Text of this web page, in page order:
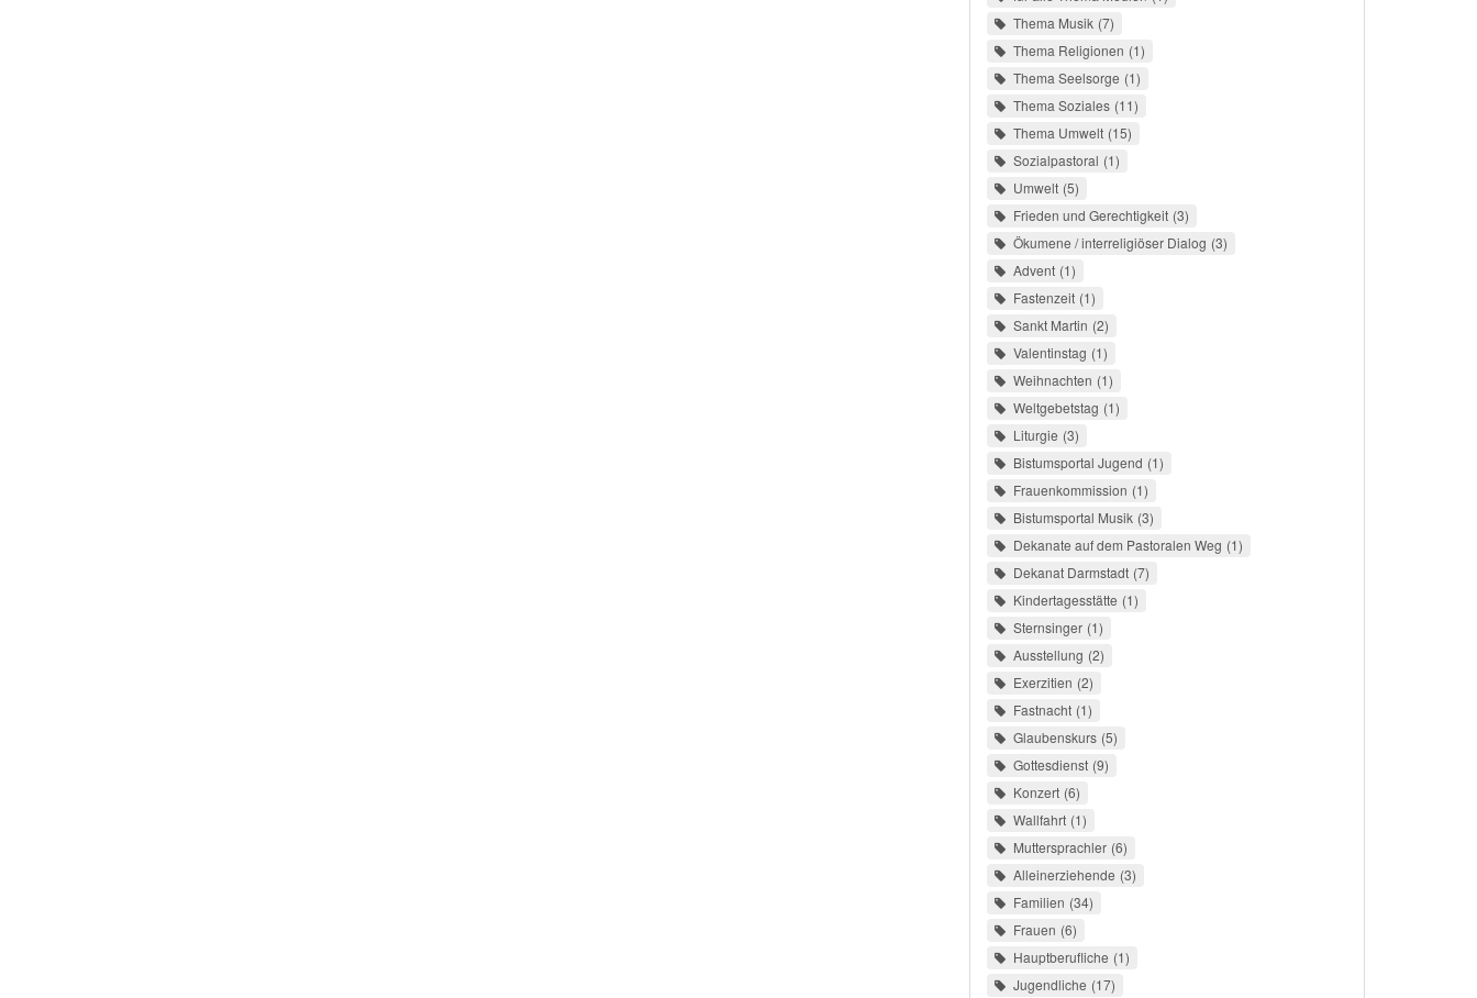
Thema Musik 7
Thema Religionen 1
Thema Seelsorge 1
Thema Soziales 11
Thema Umwelt 15
Sozialpastoral 1
Umwelt 5
Frieden und Gerechtigkeit 3
Ökumene / interreligiöser Dialog 3
Advent 1
Fastenzeit 1
Sankt Martin 2
Valentinstag 1
Weihnachten 1
Weltgebetstag 1
Liturgie 3
Bistumsportal Jugend 1
Frauenkommission 1
Bistumsportal Musik 3
Dekanate auf dem Pastoralen Weg 1
Dekanat Darmstadt 7
Kindertagesstätte 1
Sternsinger 1
Ausstellung 2
Exerzitien 2
Fastnacht 1
Glaubenskurs 5
Gottesdienst 9
Konzert 6
Wallfahrt 1
Muttersprachler 6
Alleinerziehende 3
Familien 34
Frauen 6
Hauptberufliche 1
Jugendliche 17